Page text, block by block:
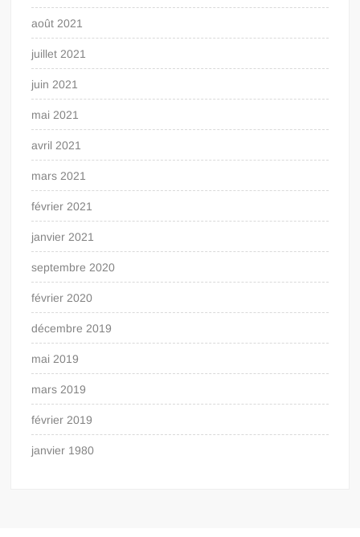
août 2021
juillet 2021
juin 2021
mai 2021
avril 2021
mars 2021
février 2021
janvier 2021
septembre 2020
février 2020
décembre 2019
mai 2019
mars 2019
février 2019
janvier 1980